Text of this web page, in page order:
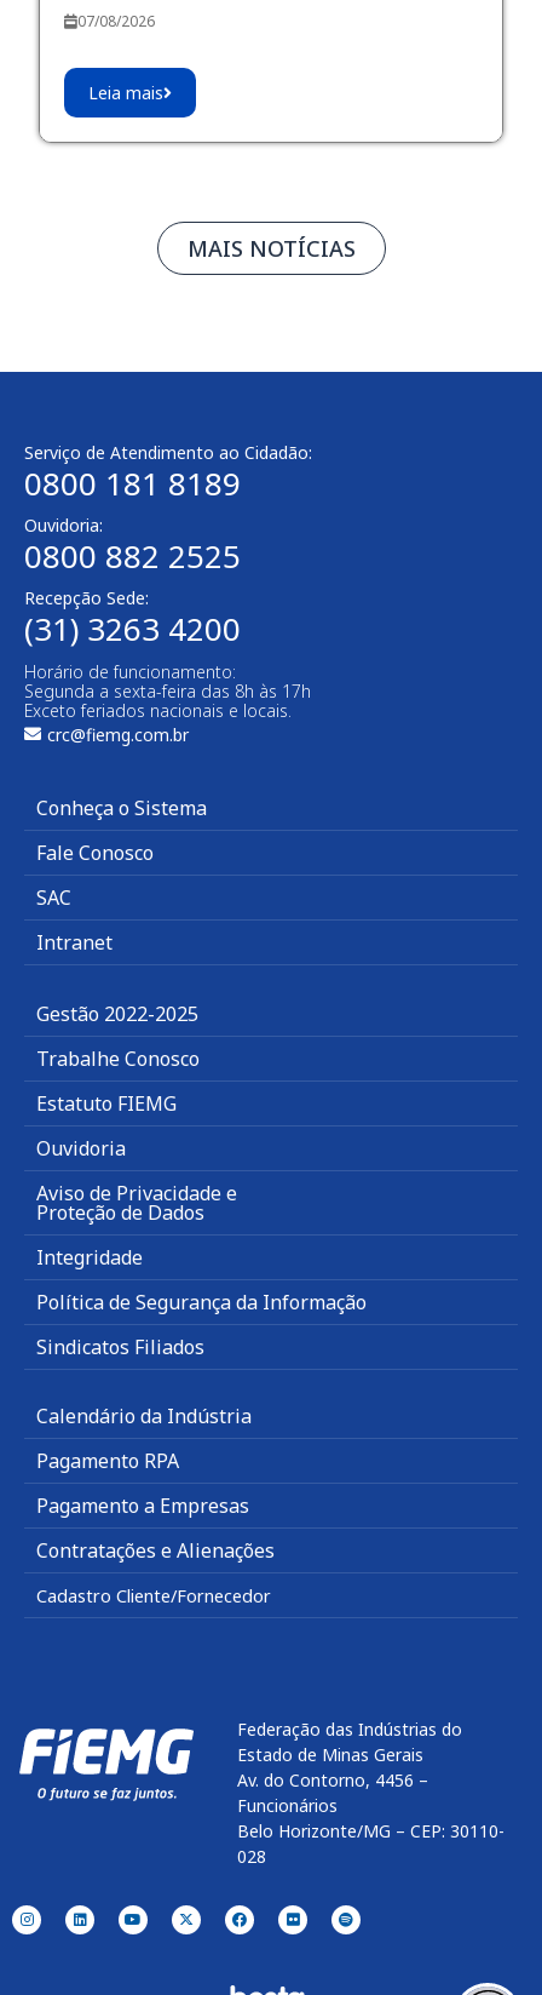
07/08/2026
Leia mais
MAIS NOTÍCIAS
Serviço de Atendimento ao Cidadão:
0800 181 8189
Ouvidoria:
0800 882 2525
Recepção Sede:
(31) 3263 4200
Horário de funcionamento:
Segunda a sexta-feira das 8h às 17h
Exceto feriados nacionais e locais.
crc@fiemg.com.br
Conheça o Sistema
Fale Conosco
SAC
Intranet
Gestão 2022-2025
Trabalhe Conosco
Estatuto FIEMG
Ouvidoria
Aviso de Privacidade e
Proteção de Dados
Integridade
Política de Segurança da Informação
Sindicatos Filiados
Calendário da Indústria
Pagamento RPA
Pagamento a Empresas
Contratações e Alienações
Cadastro Cliente/Fornecedor
Federação das Indústrias do
Estado de Minas Gerais
Av. do Contorno, 4456 –
Funcionários
Belo Horizonte/MG – CEP: 30110-
028